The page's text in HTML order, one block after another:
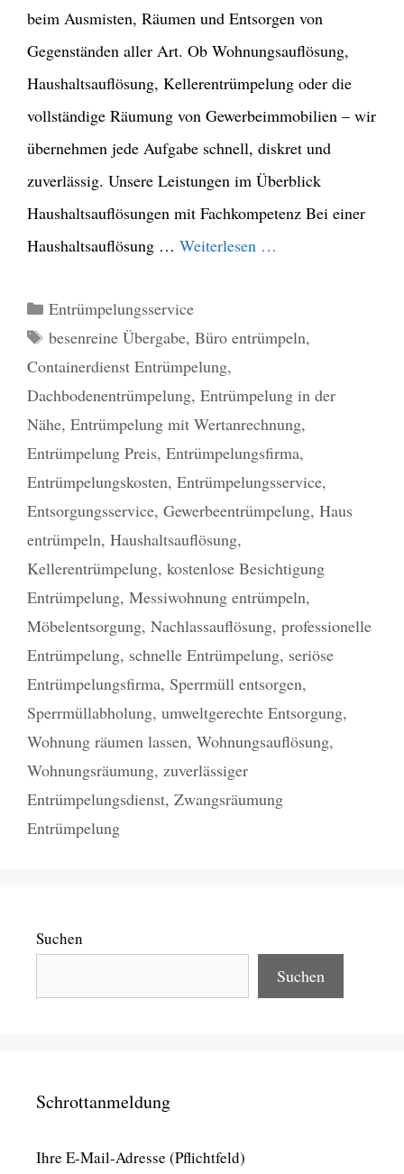
beim Ausmisten, Räumen und Entsorgen von
Gegenständen aller Art. Ob Wohnungsauflösung,
Haushaltsauflösung, Kellerentrümpelung oder die
vollständige Räumung von Gewerbeimmobilien – wir
übernehmen jede Aufgabe schnell, diskret und
zuverlässig. Unsere Leistungen im Überblick
Haushaltsauflösungen mit Fachkompetenz Bei einer
Haushaltsauflösung … Weiterlesen …
Kategorien
Entrümpelungsservice
Schlagwörter
besenreine Übergabe, Büro entrümpeln,
Containerdienst Entrümpelung,
Dachbodenentrümpelung, Entrümpelung in der
Nähe, Entrümpelung mit Wertanrechnung,
Entrümpelung Preis, Entrümpelungsfirma,
Entrümpelungskosten, Entrümpelungsservice,
Entsorgungsservice, Gewerbeentrümpelung, Haus
entrümpeln, Haushaltsauflösung,
Kellerentrümpelung, kostenlose Besichtigung
Entrümpelung, Messiwohnung entrümpeln,
Möbelentsorgung, Nachlassauflösung, professionelle
Entrümpelung, schnelle Entrümpelung, seriöse
Entrümpelungsfirma, Sperrmüll entsorgen,
Sperrmüllabholung, umweltgerechte Entsorgung,
Wohnung räumen lassen, Wohnungsauflösung,
Wohnungsräumung, zuverlässiger
Entrümpelungsdienst, Zwangsräumung
Entrümpelung
Suchen
Suchen
Schrottanmeldung
Ihre E-Mail-Adresse (Pflichtfeld)